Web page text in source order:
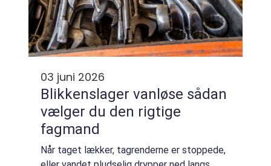
03 juni 2026
Blikkenslager vanløse sådan
vælger du den rigtige
fagmand
Når taget lækker, tagrenderne er stoppede,